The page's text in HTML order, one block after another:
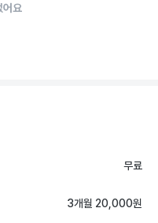
어요
무료
3개월 20,000원